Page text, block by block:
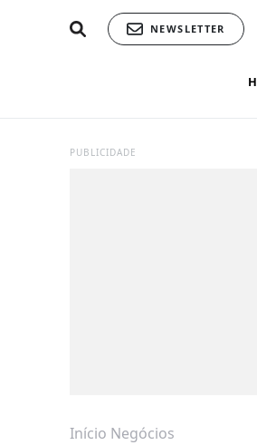
NEWSLETTER
PUBLICIDADE
Início Negócios